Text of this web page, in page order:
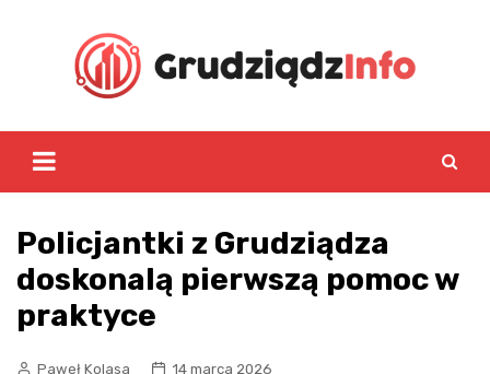
Policjantki z Grudziądza
doskonalą pierwszą pomoc w
praktyce
Paweł Kolasa
14 marca 2026